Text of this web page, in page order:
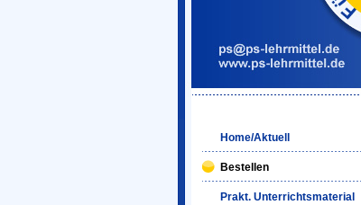
Home/Aktuell
Bestellen
Prakt. Unterrichtsmaterial